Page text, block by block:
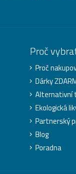
Proč
Proč
Dárky
Alternativní
Ekologická
Partnerský
Blog
Poradna